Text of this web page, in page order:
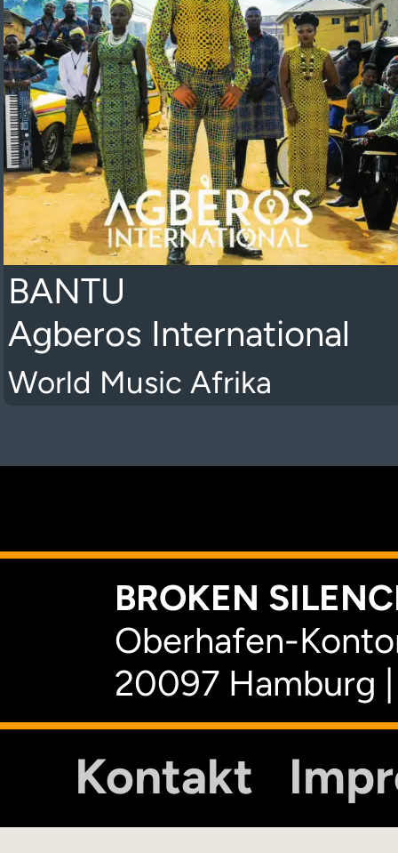
BANTU
Agberos International
World Music Afrika
BROKEN
Oberhafen-
20097 Hamburg
Kontakt